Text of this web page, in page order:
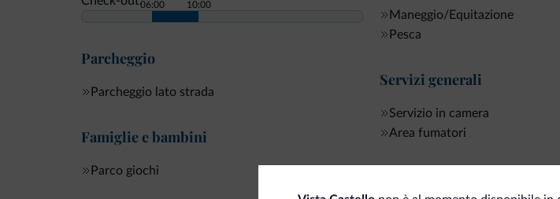
06:00 10:00
Parcheggio
Parcheggio lato strada
Famiglie e bambini
Parco giochi
Maneggio/Equitazione
Pesca
Servizi generali
Servizio in camera
Area fumatori